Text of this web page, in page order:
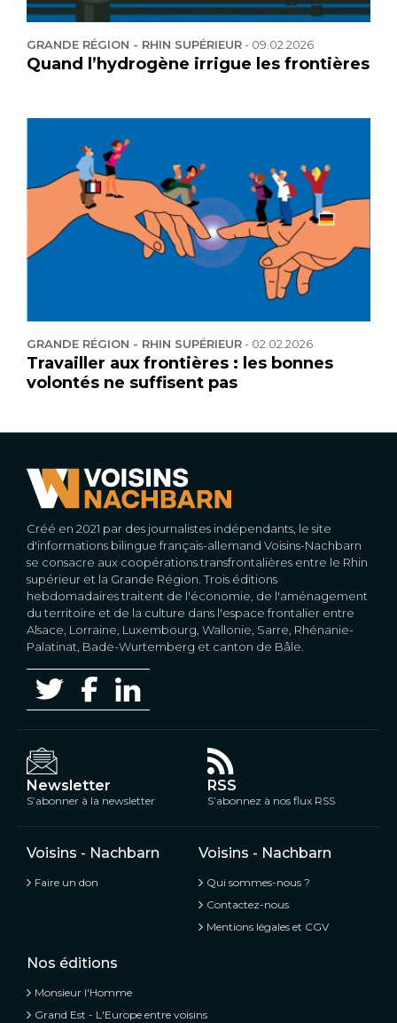
GRANDE RÉGION - RHIN SUPÉRIEUR- 09.02.2026
Quand l’hydrogène irrigue les frontières
GRANDE RÉGION - RHIN SUPÉRIEUR- 02.02.2026
Travailler aux frontières : les bonnes
volontés ne suffisent pas
Créé en 2021 par des journalistes indépendants, le site
d'informations bilingue français-allemand Voisins-Nachbarn
se consacre aux coopérations transfrontalières entre le Rhin
supérieur et la Grande Région. Trois éditions
hebdomadaires traitent de l'économie, de l'aménagement
du territoire et de la culture dans l'espace frontalier entre
Alsace, Lorraine, Luxembourg, Wallonie, Sarre, Rhénanie-
Palatinat, Bade-Wurtemberg et canton de Bâle.
Newsletter
S’abonner à la newsletter
RSS
S’abonnez à nos flux RSS
Voisins - Nachbarn
Faire un don
Voisins - Nachbarn
Qui sommes-nous ?
Contactez-nous
Mentions légales et CGV
Nos éditions
Monsieur l'Homme
Grand Est - L'Europe entre voisins